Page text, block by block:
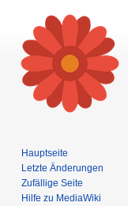
Hauptseite
Letzte Änderungen
Zufällige Seite
Hilfe zu MediaWiki